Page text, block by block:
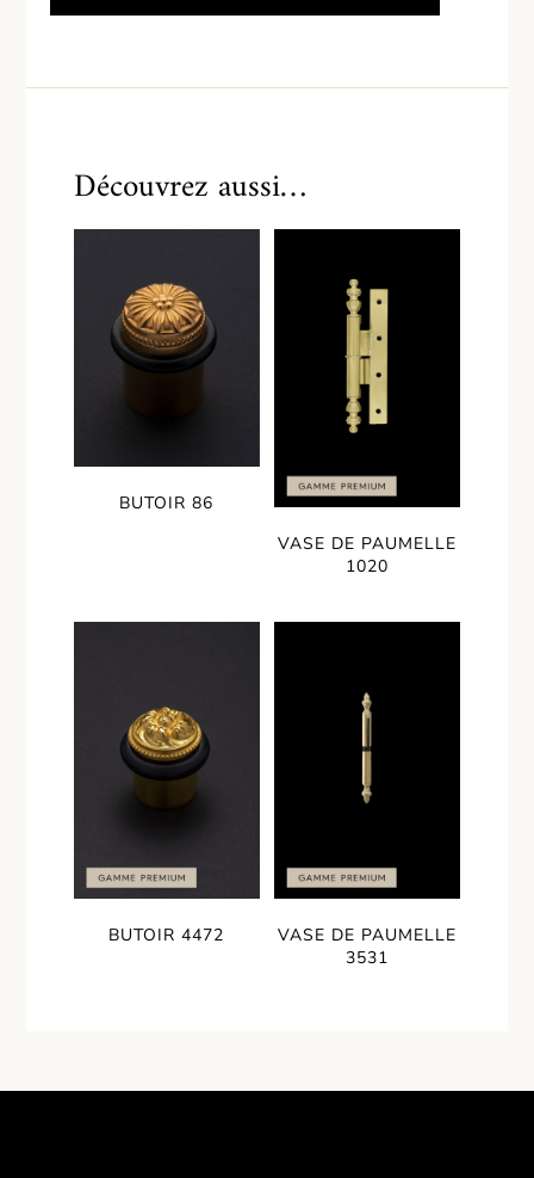
Découvrez aussi…
BUTOIR 86
VASE DE PAUMELLE
1020
BUTOIR 4472
VASE DE PAUMELLE
3531